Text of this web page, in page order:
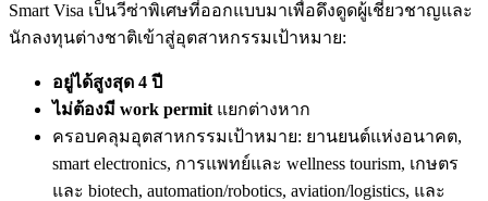
Smart Visa เป็นวีซ่าพิเศษที่ออกแบบมาเพื่อดึงดูดผู้เชี่ยวชาญและ
นักลงทุนต่างชาติเข้าสู่อุตสาหกรรมเป้าหมาย:
อยู่ได้สูงสุด 4 ปี
ไม่ต้องมี work permit แยกต่างหาก
ครอบคลุมอุตสาหกรรมเป้าหมาย: ยานยนต์แห่งอนาคต,
smart electronics, การแพทย์และ wellness tourism, เกษตร
และ biotech, automation/robotics, aviation/logistics, และ